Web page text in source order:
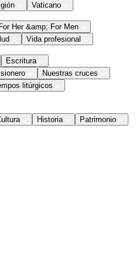
Vaticano
For Her &amp; For Men
Vida profesional
Escritura
Nuestras cruces
litúrgicos
Historia
Patrimonio